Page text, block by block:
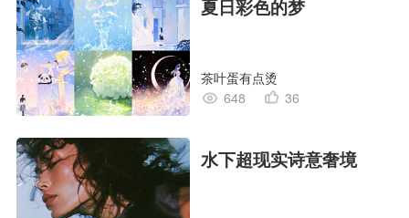
夏日彩色的梦
茶叶蛋有点烫
648
36
水下超现实诗意奢境